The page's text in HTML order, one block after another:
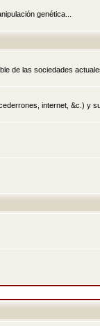
genética...
de las sociedades
internet, &c.) y